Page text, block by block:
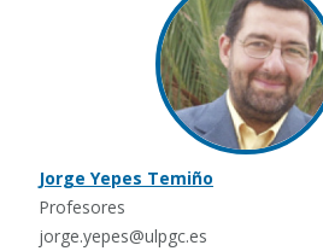
Jorge Yepes Temiño
Profesores
jorge.yepes@ulpgc.es